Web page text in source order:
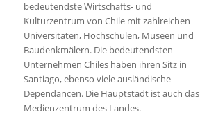
bedeutendste Wirtschafts- und
Kulturzentrum von Chile mit zahlreichen
Universitäten, Hochschulen, Museen und
Baudenkmälern. Die bedeutendsten
Unternehmen Chiles haben ihren Sitz in
Santiago, ebenso viele ausländische
Dependancen. Die Hauptstadt ist auch das
Medienzentrum des Landes.